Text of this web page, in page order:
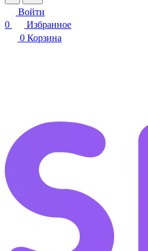
Войти
0
Избранное
0 Корзина